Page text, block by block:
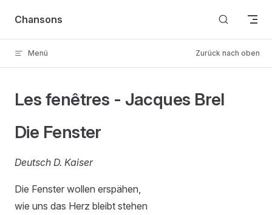
Skip to content
Chansons
Menü Zurück nach oben
Les fenêtres - Jacques Brel
Die Fenster
Deutsch D. Kaiser
Die Fenster wollen erspähen,
wie uns das Herz bleibt stehen